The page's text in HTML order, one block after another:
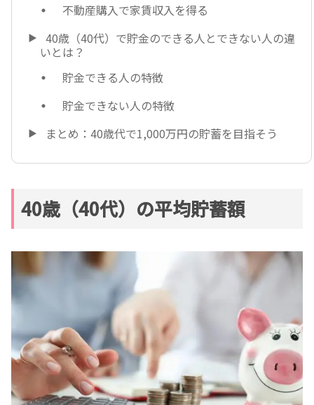
不動産購入で家賃収入を得る
40歳（40代）で貯金のできる人とできない人の違
いとは？
貯金できる人の特徴
貯金できない人の特徴
まとめ：40歳代で1,000万円の貯蓄を目指そう
40歳（40代）の平均貯蓄額